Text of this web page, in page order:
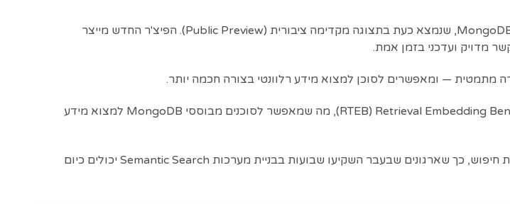
עבור MongoDB Vector Search, שנמצא כעת בתצוגה מקדימה ציבורית (Public Preview). הפיצ'ר החדש מייצר
לדברי MongoDB, מודלי ה-Voyage AI שלה מדורגים במקום הראשון במדד Retrieval Embedding Benchmark ‏(RTEB), מה שמאפשר לסוכנים מבוססי MongoDB למצוא מידע
החברה מציינת כי היכולת החדשה מבטלת את הצורך בהקמה ידנית ומורכבת של תשתיות חיפוש, כך שארגונים שבעבר השקיעו שבועות בבניית מערכות Semantic Search יכולים כיום